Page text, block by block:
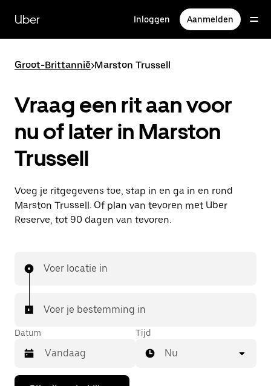
naar
hoofdinhoud
Uber Inloggen Aanmelden
Groot-Brittannië>Marston Trussell
Vraag een rit aan voor
nu of later in Marston
Trussell
Voeg je ritgegevens toe, stap in en ga in en rond
Marston Trussell. Of plan van tevoren met Uber
Reserve, tot 90 dagen van tevoren.
Voer locatie in
Voer je bestemming in
Datum
Druk
Tijd
Nu